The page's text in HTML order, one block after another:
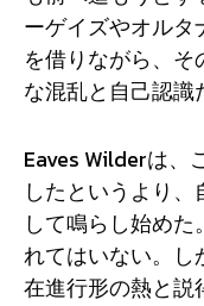
ーゲイズやオル
を借りながら、
な混乱と自己認識
Eaves Wilderは、
したというより
して鳴らし始め
れてはいない。し
在進行形の熱と説